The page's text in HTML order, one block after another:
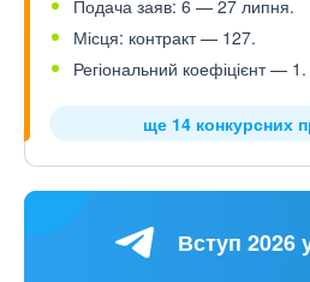
Подача заяв: 6 — 27 липня.
Місця: контракт — 127.
Регіональний коефіцієнт — 1.
ще 14 конкурсних
Вступ 2026